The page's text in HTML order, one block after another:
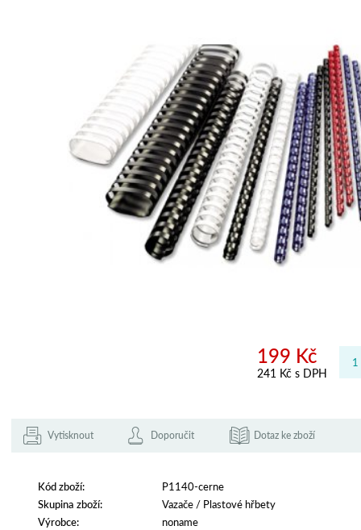
199 Kč
241 Kč s DPH
Vytisknout Doporučit Dotaz ke zboží
Kód zboží:
P1140-cerne
Skupina zboží:
Vazače / Plastové hřbety
Výrobce:
noname